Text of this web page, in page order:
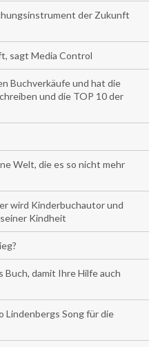
der Zukunft
sagt Media Control
Buchverkäufe und hat die
und die TOP 10 der
Welt, die es so nicht mehr
wird Kinderbuchautor und
Kindheit
damit Ihre Hilfe auch
Lindenbergs Song für die